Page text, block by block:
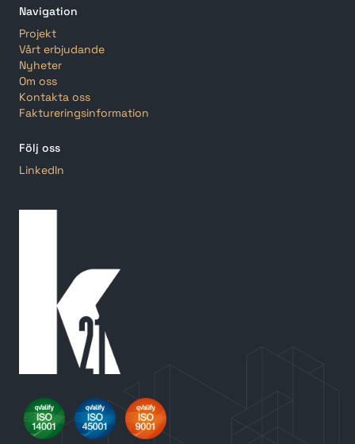
Navigation
Projekt
Vårt erbjudande
Nyheter
Om oss
Kontakta oss
Faktureringsinformation
Följ oss
LinkedIn